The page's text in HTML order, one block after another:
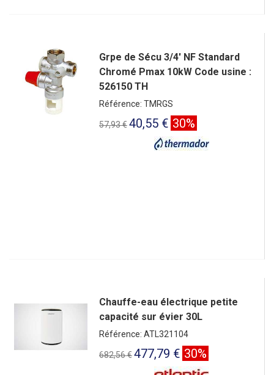
Grpe de Sécu 3/4' NF Standard
Chromé Pmax 10kW Code usine :
526150 TH
Référence: TMRGS
57,93 €40,55 € 30%
Chauffe-eau électrique petite
capacité sur évier 30L
Référence: ATL321104
682,56 €477,79 € 30%